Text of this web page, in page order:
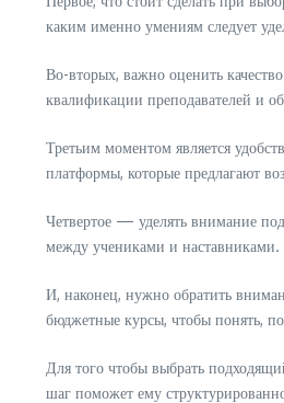
каким именно умениям следует
Во-вторых, важно оценить
квалификации преподавателей и
Третьим моментом является
платформы, которые предлагают
Четвертое — уделять внимание
между учениками и
И, наконец, нужно обратить
бюджетные курсы, чтобы понять,
Для того чтобы выбрать
шаг поможет ему